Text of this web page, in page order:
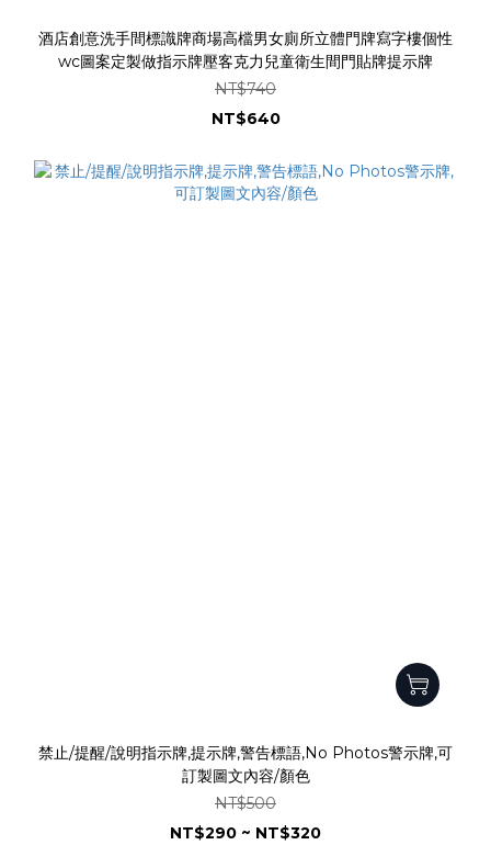
酒店創意洗手間標識牌商場高檔男女廁所立體門牌寫字樓個性
wc圖案定製做指示牌壓客克力兒童衛生間門貼牌提示牌
NT$740
NT$640
禁止/提醒/說明指示牌,提示牌,警告標語,No Photos警示牌,可
訂製圖文內容/顏色
NT$500
NT$290 ~ NT$320